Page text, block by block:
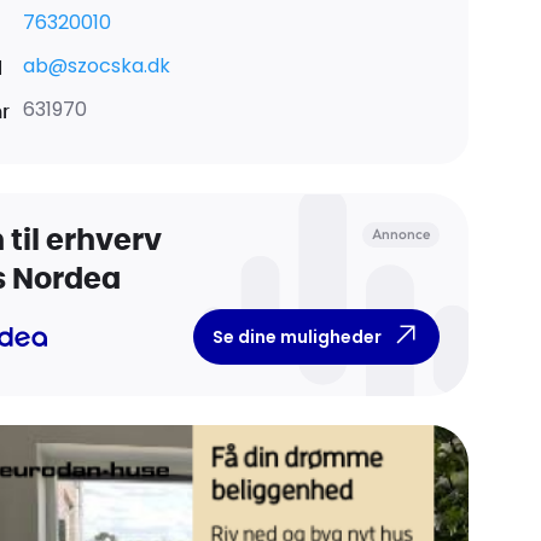
76320010
ab@szocska.dk
631970
til erhverv
Nordea
Annonce
Se dine muligheder